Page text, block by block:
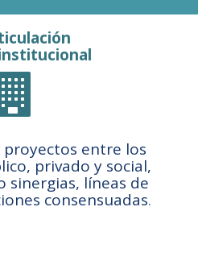

entre los
privado y social,
sinergias, líneas de
consensuadas.